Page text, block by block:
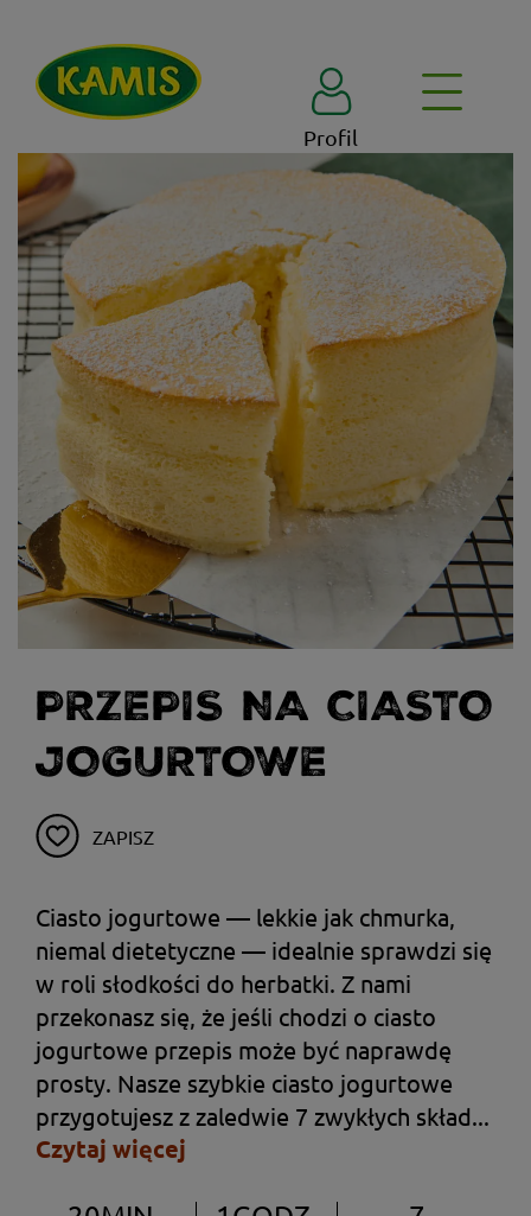
Profil
PRZEPIS NA CIASTO
JOGURTOWE
ZAPISZ
Ciasto jogurtowe — lekkie jak chmurka,
niemal dietetyczne — idealnie sprawdzi się
w roli słodkości do herbatki. Z nami
przekonasz się, że jeśli chodzi o ciasto
jogurtowe przepis może być naprawdę
prosty. Nasze szybkie ciasto jogurtowe
przygotujesz z zaledwie 7 zwykłych skład...
Czytaj więcej